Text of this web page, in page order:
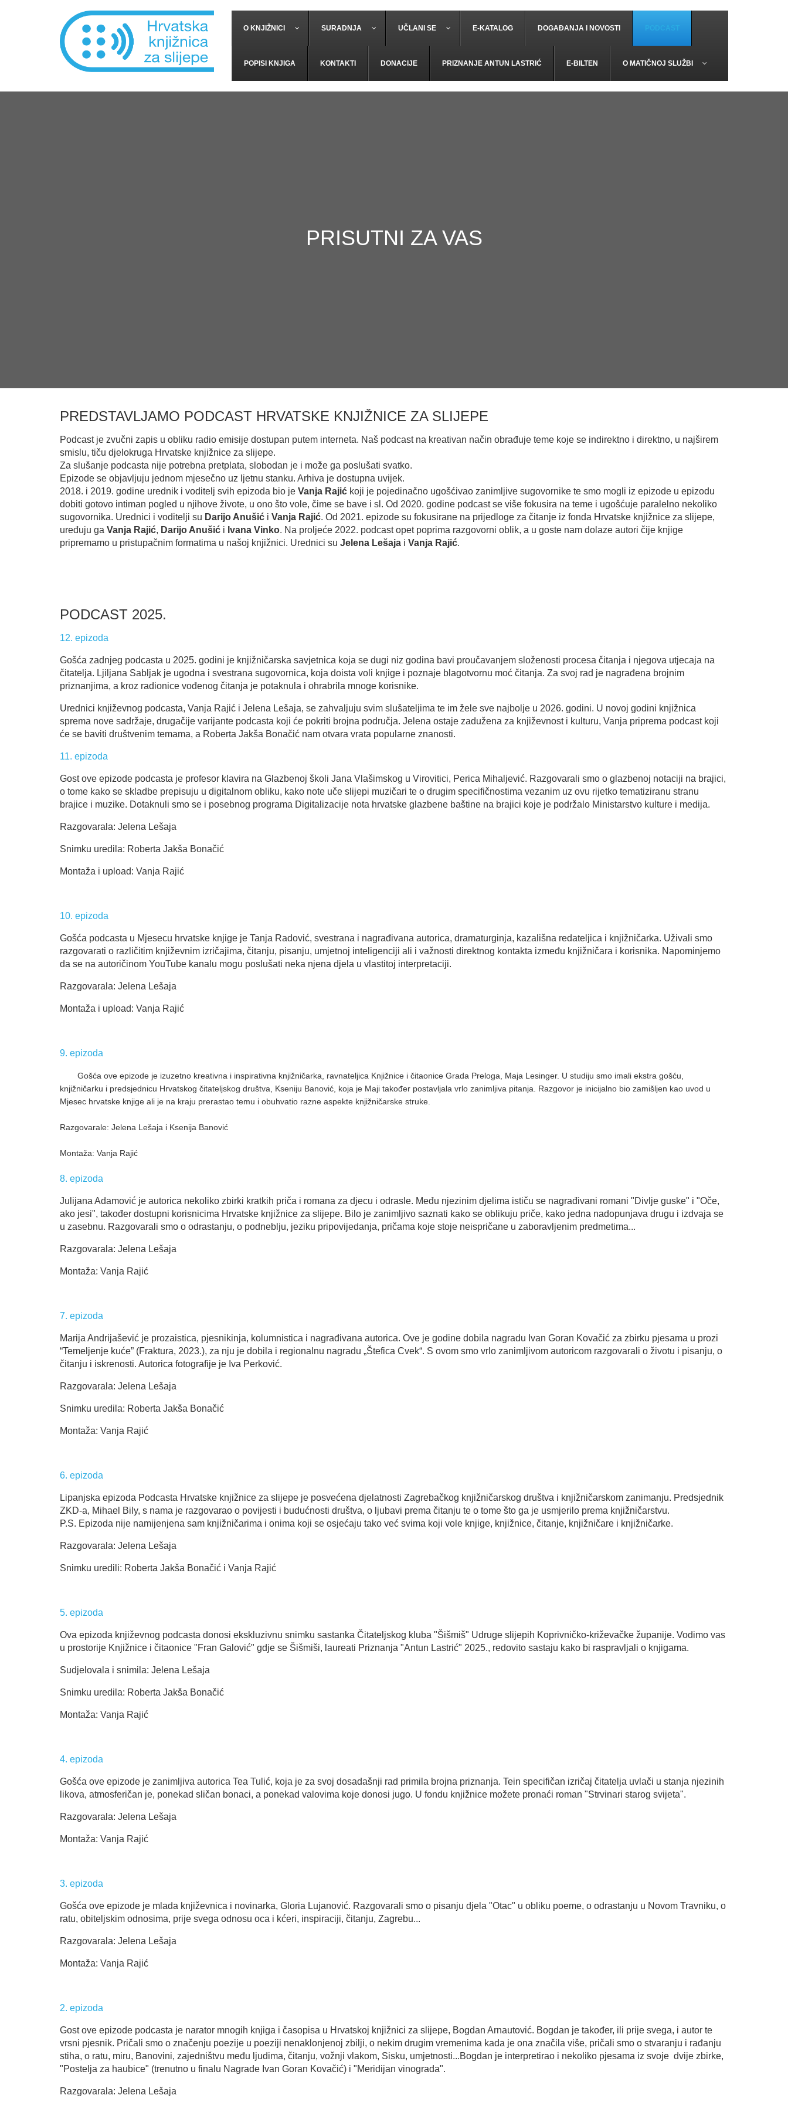
O KNJIŽNICI SURADNJA UČLANI SE E-KATALOG DOGAĐANJA I NOVOSTI PODCAST
POPISI KNJIGA KONTAKTI DONACIJE PRIZNANJE ANTUN LASTRIĆ E-BILTEN O MATIČNOJ SLUŽBI
PRISUTNI ZA VAS
PREDSTAVLJAMO PODCAST HRVATSKE KNJIŽNICE ZA SLIJEPE
Podcast je zvučni zapis u obliku radio emisije dostupan putem interneta. Naš podcast na kreativan način obrađuje teme koje se indirektno i direktno, u najširem
smislu, tiču djelokruga Hrvatske knjižnice za slijepe.
Za slušanje podcasta nije potrebna pretplata, slobodan je i može ga poslušati svatko.
Epizode se objavljuju jednom mjesečno uz ljetnu stanku. Arhiva je dostupna uvijek.
2018. i 2019. godine urednik i voditelj svih epizoda bio je Vanja Rajić koji je pojedinačno ugošćivao zanimljive sugovornike te smo mogli iz epizode u epizodu
dobiti gotovo intiman pogled u njihove živote, u ono što vole, čime se bave i sl. Od 2020. godine podcast se više fokusira na teme i ugošćuje paralelno nekoliko
sugovornika. Urednici i voditelji su Darijo Anušić i Vanja Rajić. Od 2021. epizode su fokusirane na prijedloge za čitanje iz fonda Hrvatske knjižnice za slijepe,
uređuju ga Vanja Rajić, Darijo Anušić i Ivana Vinko. Na proljeće 2022. podcast opet poprima razgovorni oblik, a u goste nam dolaze autori čije knjige
pripremamo u pristupačnim formatima u našoj knjižnici. Urednici su Jelena Lešaja i Vanja Rajić.
PODCAST 2025.
12. epizoda
Gošća zadnjeg podcasta u 2025. godini je knjižničarska savjetnica koja se dugi niz godina bavi proučavanjem složenosti procesa čitanja i njegova utjecaja na
čitatelja. Ljiljana Sabljak je ugodna i svestrana sugovornica, koja doista voli knjige i poznaje blagotvornu moć čitanja. Za svoj rad je nagrađena brojnim
priznanjima, a kroz radionice vođenog čitanja je potaknula i ohrabrila mnoge korisnike.
Urednici književnog podcasta, Vanja Rajić i Jelena Lešaja, se zahvaljuju svim slušateljima te im žele sve najbolje u 2026. godini. U novoj godini knjižnica
sprema nove sadržaje, drugačije varijante podcasta koji će pokriti brojna područja. Jelena ostaje zadužena za književnost i kulturu, Vanja priprema podcast koji
će se baviti društvenim temama, a Roberta Jakša Bonačić nam otvara vrata popularne znanosti.
11. epizoda
Gost ove epizode podcasta je profesor klavira na Glazbenoj školi Jana Vlašimskog u Virovitici, Perica Mihaljević. Razgovarali smo o glazbenoj notaciji na brajici,
o tome kako se skladbe prepisuju u digitalnom obliku, kako note uče slijepi muzičari te o drugim specifičnostima vezanim uz ovu rijetko tematiziranu stranu
brajice i muzike. Dotaknuli smo se i posebnog programa Digitalizacije nota hrvatske glazbene baštine na brajici koje je podržalo Ministarstvo kulture i medija.
Razgovarala: Jelena Lešaja
Snimku uredila: Roberta Jakša Bonačić
Montaža i upload: Vanja Rajić
10. epizoda
Gošća podcasta u Mjesecu hrvatske knjige je Tanja Radović, svestrana i nagrađivana autorica, dramaturginja, kazališna redateljica i knjižničarka. Uživali smo
razgovarati o različitim književnim izričajima, čitanju, pisanju, umjetnoj inteligenciji ali i važnosti direktnog kontakta između knjižničara i korisnika. Napominjemo
da se na autoričinom YouTube kanalu mogu poslušati neka njena djela u vlastitoj interpretaciji.
Razgovarala: Jelena Lešaja
Montaža i upload: Vanja Rajić
9. epizoda
Gošća ove epizode je izuzetno kreativna i inspirativna knjižničarka, ravnateljica Knjižnice i čitaonice Grada Preloga, Maja Lesinger. U studiju smo imali ekstra gošću,
knjižničarku i predsjednicu Hrvatskog čitateljskog društva, Kseniju Banović, koja je Maji također postavljala vrlo zanimljiva pitanja. Razgovor je inicijalno bio zamišljen kao uvod u
Mjesec hrvatske knjige ali je na kraju prerastao temu i obuhvatio razne aspekte knjižničarske struke.
Razgovarale: Jelena Lešaja i Ksenija Banović
Montaža: Vanja Rajić
8. epizoda
Julijana Adamović je autorica nekoliko zbirki kratkih priča i romana za djecu i odrasle. Među njezinim djelima ističu se nagrađivani romani "Divlje guske" i "Oče,
ako jesi", također dostupni korisnicima Hrvatske knjižnice za slijepe. Bilo je zanimljivo saznati kako se oblikuju priče, kako jedna nadopunjava drugu i izdvaja se
u zasebnu. Razgovarali smo o odrastanju, o podneblju, jeziku pripovijedanja, pričama koje stoje neispričane u zaboravljenim predmetima...
Razgovarala: Jelena Lešaja
Montaža: Vanja Rajić
7. epizoda
Marija Andrijašević je prozaistica, pjesnikinja, kolumnistica i nagrađivana autorica. Ove je godine dobila nagradu Ivan Goran Kovačić za zbirku pjesama u prozi
“Temeljenje kuće” (Fraktura, 2023.), za nju je dobila i regionalnu nagradu „Štefica Cvek“. S ovom smo vrlo zanimljivom autoricom razgovarali o životu i pisanju, o
čitanju i iskrenosti. Autorica fotografije je Iva Perković.
Razgovarala: Jelena Lešaja
Snimku uredila: Roberta Jakša Bonačić
Montaža: Vanja Rajić
6. epizoda
Lipanjska epizoda Podcasta Hrvatske knjižnice za slijepe je posvećena djelatnosti Zagrebačkog knjižničarskog društva i knjižničarskom zanimanju. Predsjednik
ZKD-a, Mihael Bily, s nama je razgovarao o povijesti i budućnosti društva, o ljubavi prema čitanju te o tome što ga je usmjerilo prema knjižničarstvu.
P.S. Epizoda nije namijenjena sam knjižničarima i onima koji se osjećaju tako već svima koji vole knjige, knjižnice, čitanje, knjižničare i knjižničarke.
Razgovarala: Jelena Lešaja
Snimku uredili: Roberta Jakša Bonačić i Vanja Rajić
5. epizoda
Ova epizoda književnog podcasta donosi ekskluzivnu snimku sastanka Čitateljskog kluba "Šišmiš" Udruge slijepih Koprivničko-križevačke županije. Vodimo vas
u prostorije Knjižnice i čitaonice "Fran Galović" gdje se Šišmiši, laureati Priznanja "Antun Lastrić" 2025., redovito sastaju kako bi raspravljali o knjigama.
Sudjelovala i snimila: Jelena Lešaja
Snimku uredila: Roberta Jakša Bonačić
Montaža: Vanja Rajić
4. epizoda
Gošća ove epizode je zanimljiva autorica Tea Tulić, koja je za svoj dosadašnji rad primila brojna priznanja. Tein specifičan izričaj čitatelja uvlači u stanja njezinih
likova, atmosferičan je, ponekad sličan bonaci, a ponekad valovima koje donosi jugo. U fondu knjižnice možete pronaći roman "Strvinari starog svijeta".
Razgovarala: Jelena Lešaja
Montaža: Vanja Rajić
3. epizoda
Gošća ove epizode je mlada književnica i novinarka, Gloria Lujanović. Razgovarali smo o pisanju djela "Otac" u obliku poeme, o odrastanju u Novom Travniku, o
ratu, obiteljskim odnosima, prije svega odnosu oca i kćeri, inspiraciji, čitanju, Zagrebu...
Razgovarala: Jelena Lešaja
Montaža: Vanja Rajić
2. epizoda
Gost ove epizode podcasta je narator mnogih knjiga i časopisa u Hrvatskoj knjižnici za slijepe, Bogdan Arnautović. Bogdan je također, ili prije svega, i autor te
vrsni pjesnik. Pričali smo o značenju poezije u poeziji nenaklonjenoj zbilji, o nekim drugim vremenima kada je ona značila više, pričali smo o stvaranju i rađanju
stiha, o ratu, miru, Banovini, zajedništvu među ljudima, čitanju, vožnji vlakom, Sisku, umjetnosti...Bogdan je interpretirao i nekoliko pjesama iz svoje dvije zbirke,
"Postelja za haubice" (trenutno u finalu Nagrade Ivan Goran Kovačić) i "Meridijan vinograda".
Razgovarala: Jelena Lešaja